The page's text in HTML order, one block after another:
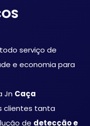
serviço de
e economia para
Jn Caça
clientes tanta
de detecção e